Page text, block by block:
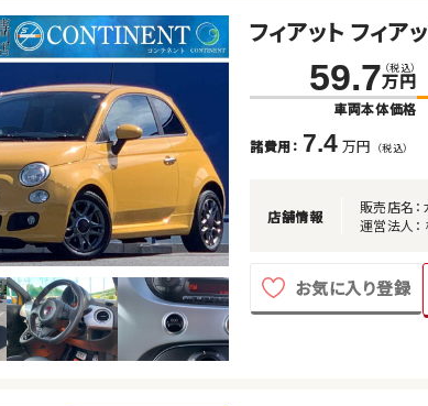
フィアット フィア
59.7 （税込）
万円
車両本体価格
諸費用： 7.4 万円 （税込）
店舗情報
販売店名
運営法人
お気に入り登録